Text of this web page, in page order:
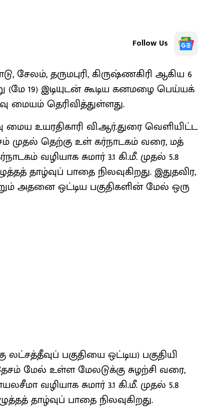
Follow Us
சேலம், தரு​மபுரி, கிருஷ்ணகிரி ஆகிய 6
19) இடி​யுடன் கூடிய கனமழை பெய்​யக்​
தெரி​வித்​துள்​ளது.
உயர​தி​காரி வி.ஆர்​.துரை வெளி​யிட்ட
முதல் தெற்கு உள் கர்​நாடகம் வரை, மத்​
வழி​யாக சுமார் 3.1 கி.மீ. முதல் 5.8
தாழ்​வுப் பாதை நில​வு​கிறது. இதுத​விர,
அதனை ஒட்​டிய பகு​தி​களின் மேல் ஒரு
பகு​தியை ஒட்​டிய) பகு​தியி​
மேல் உள்ள மேலடுக்கு சுழற்சி வரை,
வழி​யாக சுமார் 3.1 கி.மீ. முதல் 5.8
தாழ்​வுப் பாதை நில​வு​கிறது.